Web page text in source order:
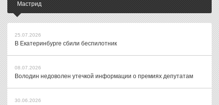
Мастрид
25.07.2026
В Екатеринбурге сбили беспилотник
08.07.2026
Володин недоволен утечкой информации о премиях депутатам
30.06.2026